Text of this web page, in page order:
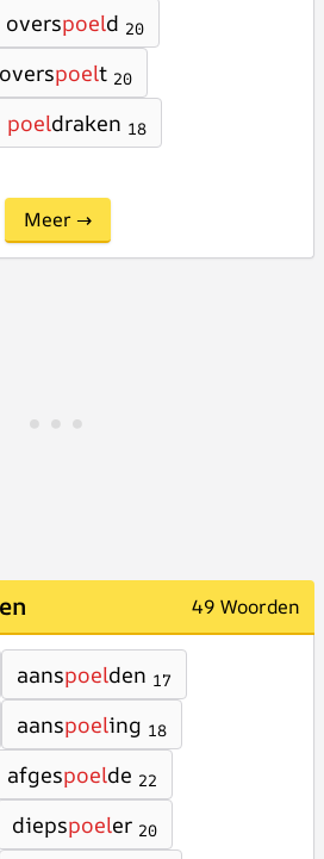
overspoeld 20
overspoelt 20
poeldraken 18
Meer →
49 Woorden
aanspoelden 17
aanspoeling 18
afgespoelde 22
diepspoeler 20